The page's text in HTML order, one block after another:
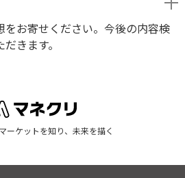
をお寄せください。今後の内容検
きます。
ーケットを知り、未来を描く